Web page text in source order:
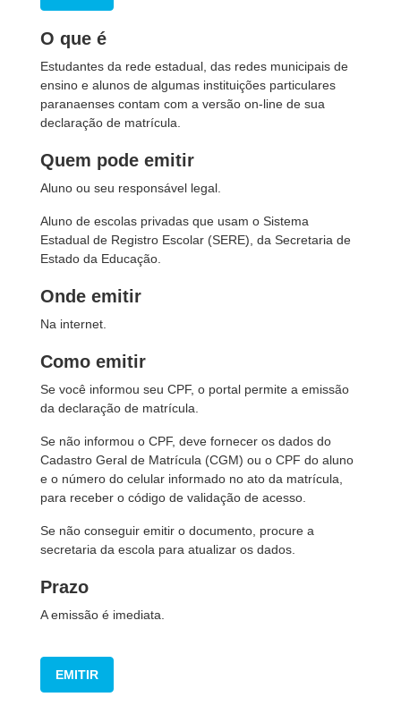
O que é
Estudantes da rede estadual, das redes municipais de
ensino e alunos de algumas instituições particulares
paranaenses contam com a versão on-line de sua
declaração de matrícula.
Quem pode emitir
Aluno ou seu responsável legal.
Aluno de escolas privadas que usam o Sistema
Estadual de Registro Escolar (SERE), da Secretaria de
Estado da Educação.
Onde emitir
Na internet.
Como emitir
Se você informou seu CPF, o portal permite a emissão
da declaração de matrícula.
Se não informou o CPF, deve fornecer os dados do
Cadastro Geral de Matrícula (CGM) ou o CPF do aluno
e o número do celular informado no ato da matrícula,
para receber o código de validação de acesso.
Se não conseguir emitir o documento, procure a
secretaria da escola para atualizar os dados.
Prazo
A emissão é imediata.
EMITIR